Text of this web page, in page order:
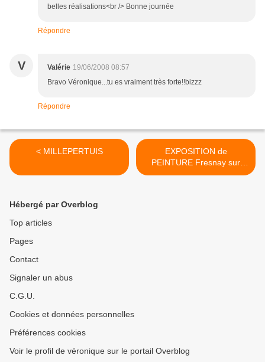
belles réalisations<br /> Bonne journée
Répondre
V Valérie 19/06/2008 08:57
Bravo Véronique...tu es vraiment très forte!!bizzz
Répondre
< MILLEPERTUIS
EXPOSITION de
PEINTURE Fresnay sur
Sarthe >
Hébergé par Overblog
Top articles
Pages
Contact
Signaler un abus
C.G.U.
Cookies et données personnelles
Préférences cookies
Voir le profil de véronique sur le portail Overblog